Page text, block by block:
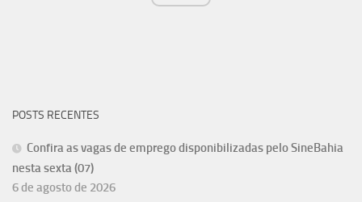
POSTS RECENTES
Confira as vagas de emprego disponibilizadas pelo SineBahia
nesta sexta (07)
6 de agosto de 2026